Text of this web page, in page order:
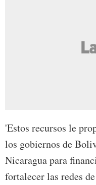
'Estos recursos le
los gobiernos de
Nicaragua para
fortalecer las redes